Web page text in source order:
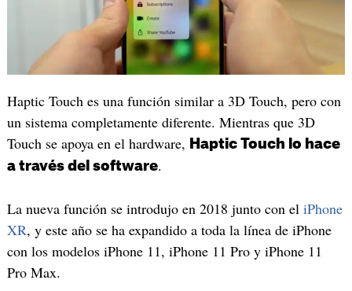
Haptic Touch es una función similar a 3D Touch, pero con
un sistema completamente diferente. Mientras que 3D
Touch se apoya en el hardware, Haptic Touch lo hace
a través del software.
La nueva función se introdujo en 2018 junto con el iPhone
XR, y este año se ha expandido a toda la línea de iPhone
con los modelos iPhone 11, iPhone 11 Pro y iPhone 11
Pro Max.